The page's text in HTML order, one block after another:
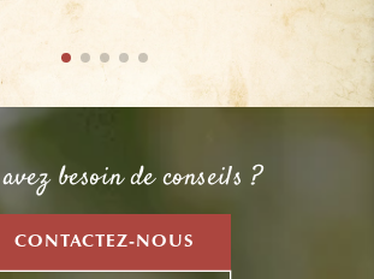
besoin de conseils ?
CONTACTEZ-NOUS